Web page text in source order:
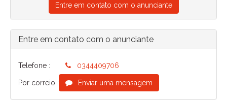
Entre em contato com o anunciante
Entre em contato com o anunciante
Telefone : 0344409706
Por correio : Enviar uma mensagem